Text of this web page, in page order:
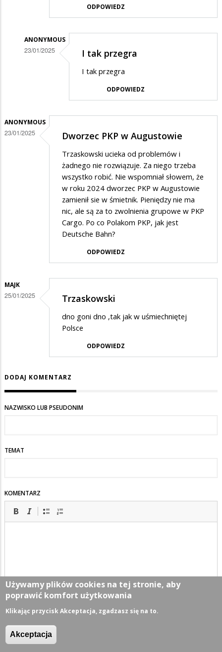
ODPOWIEDZ
ANONYMOUS
23/01/2025
odpowiedzi
na
Trzaskowski
I tak przegra
I tak przegra
ODPOWIEDZ
ANONYMOUS
23/01/2025 Dworzec PKP w Augustowie
Trzaskowski ucieka od problemów i
żadnego nie rozwiązuje. Za niego trzeba
wszystko robić. Nie wspomniał słowem, że
w roku 2024 dworzec PKP w Augustowie
zamienił sie w śmietnik. Pieniędzy nie ma
nic, ale są za to zwolnienia grupowe w PKP
Cargo. Po co Polakom PKP, jak jest
Deutsche Bahn?
ODPOWIEDZ
MAJK
25/01/2025 Trzaskowski
dno goni dno ,tak jak w uśmiechniętej
Polsce
ODPOWIEDZ
DODAJ KOMENTARZ
NAZWISKO LUB PSEUDONIM
TEMAT
KOMENTARZ
Używamy plików cookies na tej stronie, aby
poprawić komfort użytkowania
Klikając przycisk Akceptacja, zgadzasz się na to.
Akceptacja